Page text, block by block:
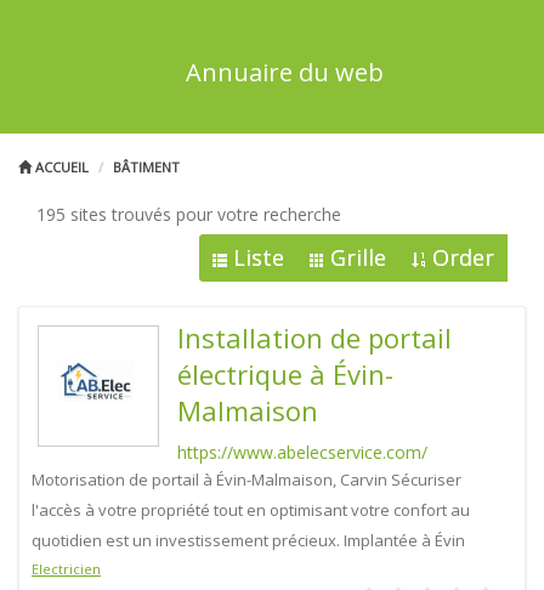
Annuaire du web
ACCUEIL BÂTIMENT
195 sites trouvés pour votre recherche
Liste Grille Order
Installation de portail
électrique à Évin-
Malmaison
https://www.abelecservice.com/
Motorisation de portail à Évin-Malmaison, Carvin Sécuriser
l'accès à votre propriété tout en optimisant votre confort au
quotidien est un investissement précieux. Implantée à Évin
Electricien